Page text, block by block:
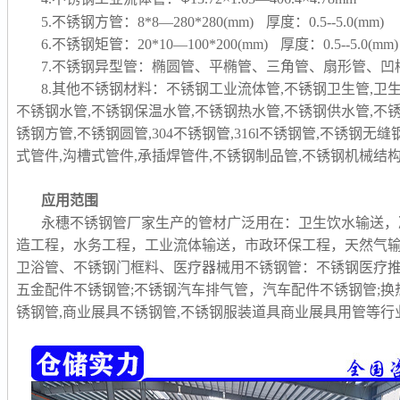
5.不锈钢方管：8*8—280*280(mm) 厚度：0.5--5.0(mm)
6.不锈钢矩管：20*10—100*200(mm) 厚度：0.5--5.0(mm)
7.不锈钢异型管：椭圆管、平椭管、三角管、扇形管、
8.其他不锈钢材料：不锈钢工业流体管,不锈钢卫生管,卫
不锈钢水管,不锈钢保温水管,不锈钢热水管,不锈钢供水管,不
锈钢方管,不锈钢圆管,304不锈钢管,316l不锈钢管,不锈钢无
式管件,沟槽式管件,承插焊管件,不锈钢制品管,不锈钢机械结
应用范围
永穗不锈钢管厂家生产的管材广泛用在：卫生饮水输送
造工程，水务工程，工业流体输送，市政环保工程，天然气
卫浴管、不锈钢门框料、医疗器械用不锈钢管：不锈钢医疗
五金配件不锈钢管;不锈钢汽车排气管，汽车配件不锈钢管;
锈钢管,商业展具不锈钢管,不锈钢服装道具商业展具用管等行